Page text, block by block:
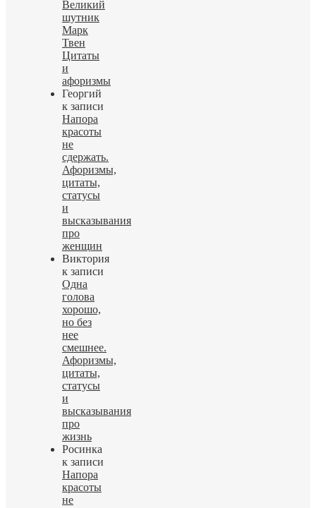
Великий
шутник
Марк
Твен
Цитаты
и
афоризмы
Георгий
к записи
Напора
красоты
не
сдержать.
Афоризмы,
цитаты,
статусы
и
высказывания
про
женщин
Виктория
к записи
Одна
голова
хорошо,
но без
нее
смешнее.
Афоризмы,
цитаты,
статусы
и
высказывания
про
жизнь
Росинка
к записи
Напора
красоты
не